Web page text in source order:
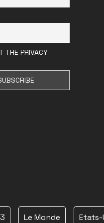
THE PRIVACY
Le Monde Etats-